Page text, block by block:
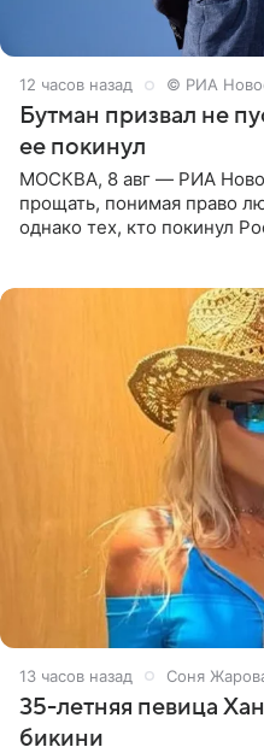
12 часов назад © РИА
Бутман призвал не
ее покинул
МОСКВА, 8 авг — РИА
прощать, понимая право
однако тех, кто покинул
13 часов назад Соня
35-летняя певица
бикини